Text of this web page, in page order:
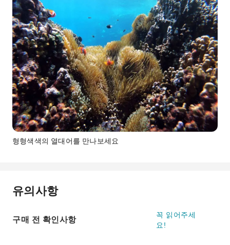
형형색색의 열대어를 만나보세요
유의사항
구매 전 확인사항
꼭 읽어주세
요!